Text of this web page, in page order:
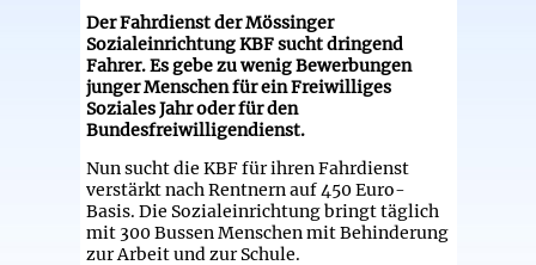
Der Fahrdienst der Mössinger
Sozialeinrichtung KBF sucht dringend
Fahrer. Es gebe zu wenig Bewerbungen
junger Menschen für ein Freiwilliges
Soziales Jahr oder für den
Bundesfreiwilligendienst.
Nun sucht die KBF für ihren Fahrdienst
verstärkt nach Rentnern auf 450 Euro-
Basis. Die Sozialeinrichtung bringt täglich
mit 300 Bussen Menschen mit Behinderung
zur Arbeit und zur Schule.